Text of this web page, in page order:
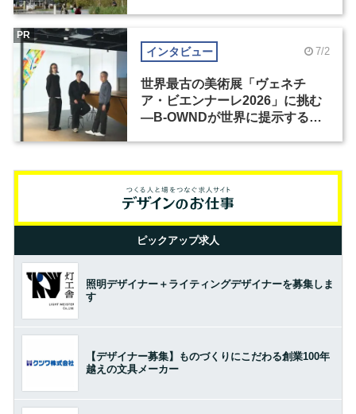
インタビュー 7/2
世界最古の美術展「ヴェネチ
ア・ビエンナーレ2026」に挑む
―B-OWNDが世界に提示する美
PR
ピックアップ求人
照明デザイナー＋ライティングデザイナーを募集しま
す
【デザイナー募集】ものづくりにこだわる創業100年
越えの文具メーカー